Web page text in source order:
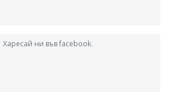
Харесай ни във facebook.